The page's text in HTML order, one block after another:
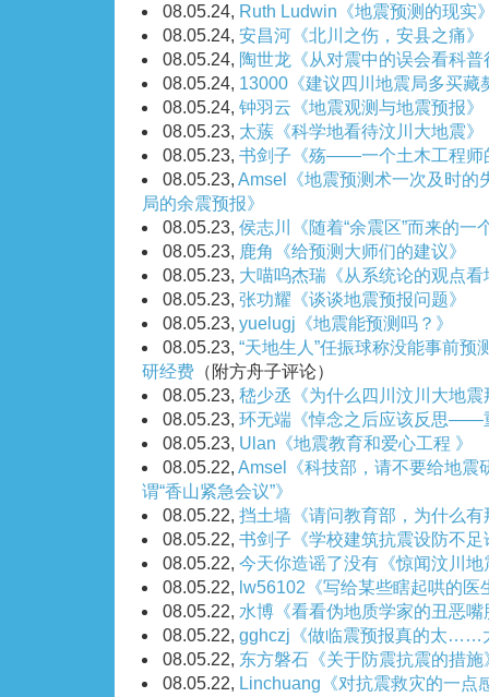
08.05.24, Ruth Ludwin《地震预测的现实
08.05.24, 安昌河《北川之伤，安县之痛》
08.05.24, 陶世龙《从对震中的误会看科普
08.05.24, 13000《建议四川地震局多买藏
08.05.24, 钟羽云《地震观测与地震预报》
08.05.23, 太蔟《科学地看待汶川大地震》
08.05.23, 书剑子《殇——一个土木工程师
08.05.23, Amsel《地震预测术一次及时的
局的余震预报》
08.05.23, 侯志川《随着“余震区”而来的一
08.05.23, 鹿角《给预测大师们的建议》
08.05.23, 大喵呜杰瑞《从系统论的观点看
08.05.23, 张功耀《谈谈地震预报问题》
08.05.23, yuelugj《地震能预测吗？》
08.05.23, “天地生人”任振球称没能事前预
研经费 （附方舟子评论）
08.05.23, 嵇少丞《为什么四川汶川大地震
08.05.23, 环无端《悼念之后应该反思——
08.05.23, Ulan《地震教育和爱心工程 》
08.05.22, Amsel《科技部，请不要给地震
谓“香山紧急会议”》
08.05.22, 挡土墙《请问教育部，为什么
08.05.22, 书剑子《学校建筑抗震设防不足
08.05.22, 今天你造谣了没有《惊闻汶川地
08.05.22, lw56102《写给某些瞎起哄的医
08.05.22, 水博《看看伪地质学家的丑恶嘴
08.05.22, gghczj《做临震预报真的太
08.05.22, 东方磐石《关于防震抗震的措施
08.05.22, Linchuang《对抗震救灾的一点